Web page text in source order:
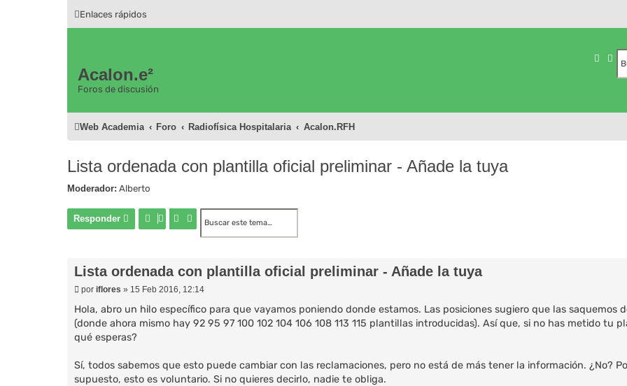
Enlaces rápidos
Acalon.e²
Foros de discusión
Buscar
Web Academia Foro Radiofísica Hospitalaria Acalon.RFH
Lista ordenada con plantilla oficial preliminar - Añade la tuya
Moderador: Alberto
Responder BuscarBúsqueda avanzada
Lista ordenada con plantilla oficial preliminar - Añade la tuya
M
n
s
a
j
por iflores » 15 Feb 2016, 12:14
Hola, abro un hilo específico para que vayamos poniendo donde estamos. Las posiciones sugiero que las saquemos
(donde ahora mismo hay 92 95 97 100 102 104 106 108 113 115 plantillas introducidas). Así que, si no has metido tu
qué esperas?
Sí, todos sabemos que esto puede cambiar con las reclamaciones, pero no está de más tener la información. ¿No?
supuesto, esto es voluntario. Si no quieres decirlo, nadie te obliga.